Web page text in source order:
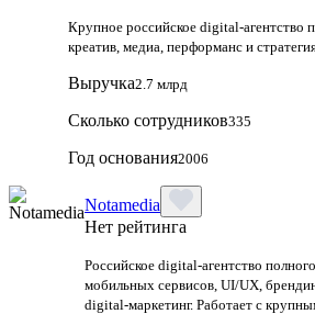
Крупное российское digital‑агентство
креатив, медиа, перформанс и
Выручка2.7 млрд
Сколько сотрудников335
Год основания2006
Notamedia
Нет рейтинга
Российское digital-агентство
мобильных сервисов, UI/UX,
digital-маркетинг. Работает с